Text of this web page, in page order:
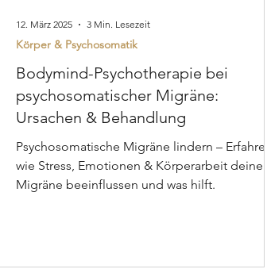
Bodymind-Psychotherapie bei
psychosomatischer Migräne:
Ursachen & Behandlung
Psychosomatische Migräne lindern – Erfahre,
wie Stress, Emotionen & Körperarbeit deine
Migräne beeinflussen und was hilft.
Körper & Psychosomatik
12. März 2025 3 Min. Lesezeit